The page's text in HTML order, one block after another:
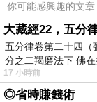
你可能感興趣的文章
大藏經22，五分
五分律卷第二十四
分之二羯磨法下 佛
17 小時前
◎省時賺錢術